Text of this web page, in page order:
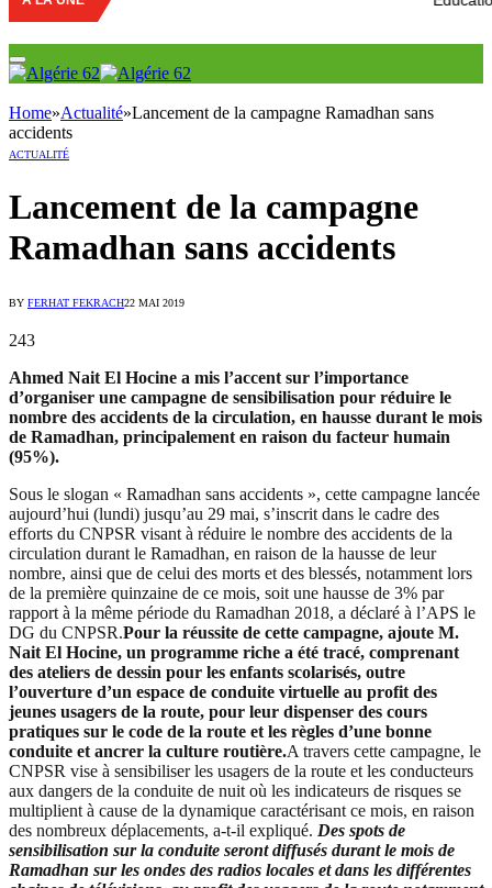
Home»Actualité»Lancement de la campagne Ramadhan sans
accidents
ACTUALITÉ
Lancement de la campagne
Ramadhan sans accidents
BY FERHAT FEKRACH22 MAI 2019
243
Ahmed Nait El Hocine a mis l’accent sur l’importance
d’organiser une campagne de sensibilisation pour réduire le
nombre des accidents de la circulation, en hausse durant le mois
de Ramadhan, principalement en raison du facteur humain
(95%).
Sous le slogan « Ramadhan sans accidents », cette campagne lancée
aujourd’hui (lundi) jusqu’au 29 mai, s’inscrit dans le cadre des
efforts du CNPSR visant à réduire le nombre des accidents de la
circulation durant le Ramadhan, en raison de la hausse de leur
nombre, ainsi que de celui des morts et des blessés, notamment lors
de la première quinzaine de ce mois, soit une hausse de 3% par
rapport à la même période du Ramadhan 2018, a déclaré à l’APS le
DG du CNPSR.Pour la réussite de cette campagne, ajoute M.
Nait El Hocine, un programme riche a été tracé, comprenant
des ateliers de dessin pour les enfants scolarisés, outre
l’ouverture d’un espace de conduite virtuelle au profit des
jeunes usagers de la route, pour leur dispenser des cours
pratiques sur le code de la route et les règles d’une bonne
conduite et ancrer la culture routière.A travers cette campagne, le
CNPSR vise à sensibiliser les usagers de la route et les conducteurs
aux dangers de la conduite de nuit où les indicateurs de risques se
multiplient à cause de la dynamique caractérisant ce mois, en raison
des nombreux déplacements, a-t-il expliqué. Des spots de
sensibilisation sur la conduite seront diffusés durant le mois de
Ramadhan sur les ondes des radios locales et dans les différentes